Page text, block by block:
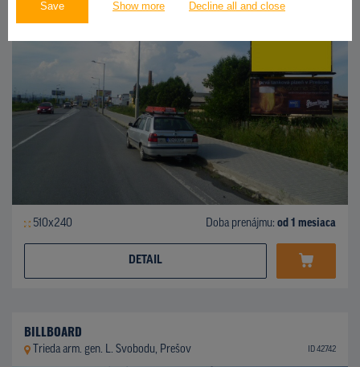
Save Show more Decline all and close
510x240 Doba prenájmu: od 1 mesiaca
DETAIL
BILLBOARD
Trieda arm. gen. L. Svobodu, Prešov ID 42742